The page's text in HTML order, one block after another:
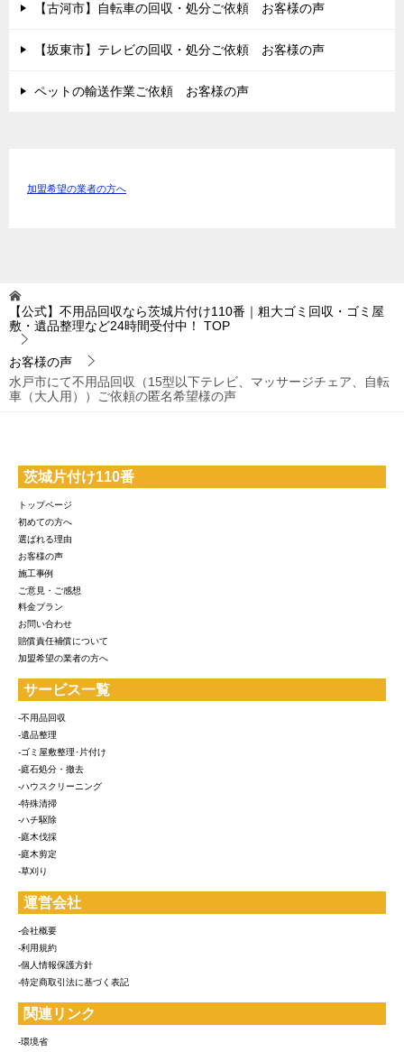
【古河市】自転車の回収・処分ご依頼 お客様の声
【坂東市】テレビの回収・処分ご依頼 お客様の声
ペットの輸送作業ご依頼 お客様の声
加盟希望の業者の方へ
【公式】不用品回収なら茨城片付け110番｜粗大ゴミ回収・ゴミ屋
敷・遺品整理など24時間受付中！
TOP
お客様の声
水戸市にて不用品回収（15型以下テレビ、マッサージチェア、自転
車（大人用））ご依頼の匿名希望様の声
茨城片付け110番
トップページ
初めての方へ
選ばれる理由
お客様の声
施工事例
ご意見・ご感想
料金プラン
お問い合わせ
賠償責任補償について
加盟希望の業者の方へ
サービス一覧
-不用品回収
-遺品整理
-ゴミ屋敷整理･片付け
-庭石処分・撤去
-ハウスクリーニング
-特殊清掃
-ハチ駆除
-庭木伐採
-庭木剪定
-草刈り
運営会社
-会社概要
-利用規約
-個人情報保護方針
-特定商取引法に基づく表記
関連リンク
-環境省